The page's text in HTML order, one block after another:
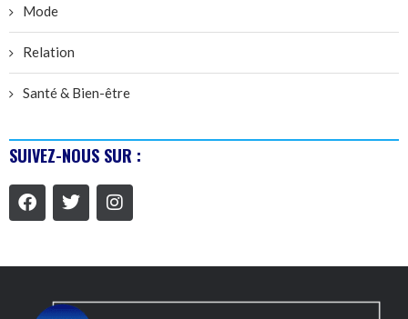
Mode
Relation
Santé & Bien-être
SUIVEZ-NOUS SUR :